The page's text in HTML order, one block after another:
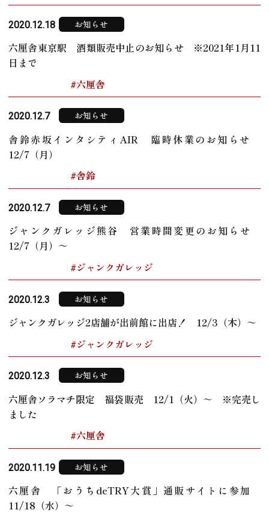
2020.12.18 お知らせ
六厘舎東京駅 酒類販売中止のお知らせ ※2021年1月11
日まで
#六厘舎
2020.12.7 お知らせ
舎鈴赤坂インタシティAIR 臨時休業のお知らせ
12/7（月）
#舎鈴
2020.12.7 お知らせ
ジャンクガレッジ熊谷 営業時間変更のお知らせ
12/7（月）～
#ジャンクガレッジ
2020.12.3 お知らせ
ジャンクガレッジ2店舗が出前館に出店！ 12/3（木）～
#ジャンクガレッジ
2020.12.3 お知らせ
六厘舎ソラマチ限定 福袋販売 12/1（火）～ ※完売し
ました
#六厘舎
2020.11.19 お知らせ
六厘舎 「おうちdeTRY大賞」通販サイトに参加
11/18（水）～